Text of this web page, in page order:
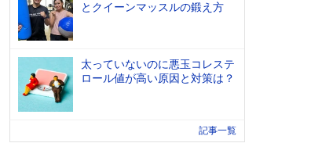
とクイーンマッスルの鍛え方
太っていないのに悪玉コレステ
ロール値が高い原因と対策は？
記事一覧